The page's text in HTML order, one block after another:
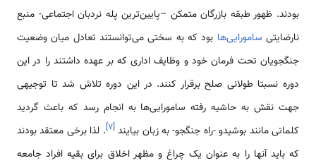
بودند. ظهور طبقه بازرگان متمکن –پایین‌ترین پله نردبان اجتماعی- منبع
نارضایتی سامورایی‌ها بود که به سختی می‌توانستند تعادل میان وضعیت
جنگجویان تحت فرمان خود و وظایف اداری که بر عهده داشتند را در این
دوره نسبتا طولانی صلح برقرار کنند. در این دوره تلاش شد تا توجیهی
جهت نقش به حاشیه رفته سامورایی‌ها به انجام رسد که باعث گردید
کلماتی مانند بوشیدو -راه جنگجو- به زبان بیایند[۷]. لذا برخی معتقد بودند
که باید آنها را به عنوان یک چراغ و مظهر اخلاق برای بقیه افراد جامعه